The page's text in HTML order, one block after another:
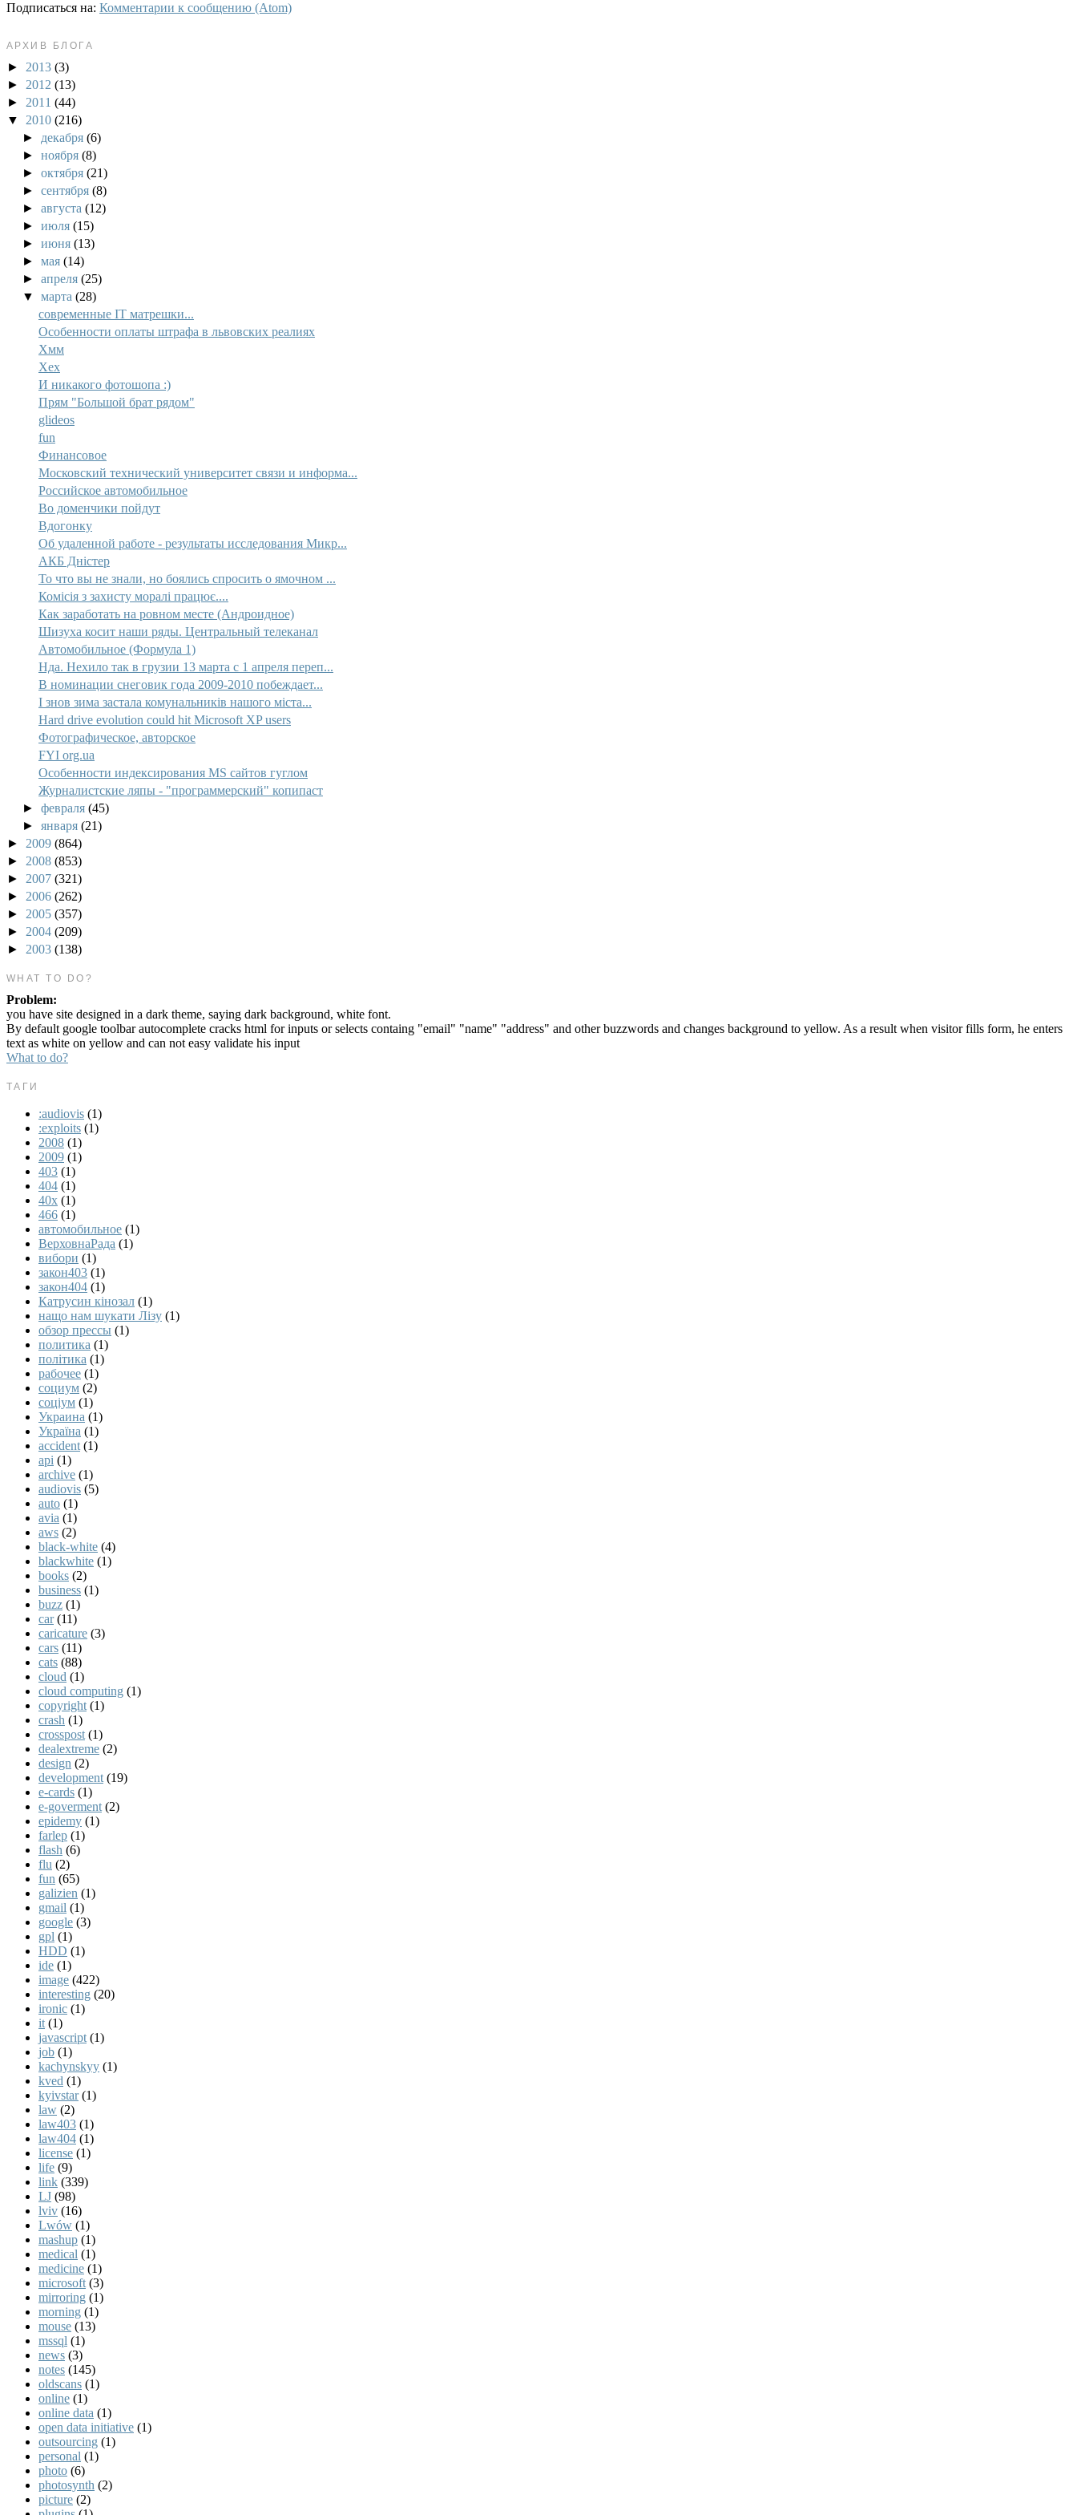
Подписаться на: Комментарии к сообщению (Atom)
АРХИВ БЛОГА
► 2013 (3)
► 2012 (13)
► 2011 (44)
▼ 2010 (216)
► декабря(6)
►ноября(8)
►октября(21)
►сентября(8)
►августа(12)
►июля(15)
►июня(13)
►мая(14)
►апреля(25)
▼марта(28)
современные IT матрешки...
Особенности оплаты штрафа в львовских реалиях
Хмм
Хех
И никакого фотошопа :)
Прям "Большой брат рядом"
glideos
fun
Финансовое
Московский технический университет связи и информа...
Российское автомобильное
Во доменчики пойдут
Вдогонку
Об удаленной работе - результаты исследования Микр...
АКБ Дністер
То что вы не знали, но боялись спросить о ямочном ...
Комісія з захисту моралі працює....
Как заработать на ровном месте (Андроидное)
Шизуха косит наши ряды. Центральный телеканал
Автомобильное (Формула 1)
Нда. Нехило так в грузии 13 марта с 1 апреля переп...
В номинации снеговик года 2009-2010 побеждает...
І знов зима застала комунальників нашого міста...
Hard drive evolution could hit Microsoft XP users
Фотографическое, авторское
FYI org.ua
Особенности индексирования MS сайтов гуглом
Журналистские ляпы - "программерский" копипаст
►февраля(45)
►января(21)
► 2009 (864)
► 2008 (853)
► 2007 (321)
► 2006 (262)
► 2005 (357)
► 2004 (209)
► 2003 (138)
WHAT TO DO?
Problem:
you have site designed in a dark theme, saying dark background, white font.
By default google toolbar autocomplete cracks html for inputs or selects containg "email" "name" "address" and other buzzwords and changes background to yellow. As a result when visitor fills form, he enters
text as white on yellow and can not easy validate his input
What to do?
ТАГИ
:audiovis (1)
:exploits (1)
2008 (1)
2009 (1)
403 (1)
404 (1)
40x (1)
466 (1)
автомобильное (1)
ВерховнаРада (1)
вибори (1)
закон403 (1)
закон404 (1)
Катрусин кінозал (1)
нащо нам шукати Лізу (1)
обзор прессы (1)
политика (1)
політика (1)
рабочее (1)
социум (2)
соціум (1)
Украина (1)
Україна (1)
accident (1)
api (1)
archive (1)
audiovis (5)
auto (1)
avia (1)
aws (2)
black-white (4)
blackwhite (1)
books (2)
business (1)
buzz (1)
car (11)
caricature (3)
cars (11)
cats (88)
cloud (1)
cloud computing (1)
copyright (1)
crash (1)
crosspost (1)
dealextreme (2)
design (2)
development (19)
e-cards (1)
e-goverment (2)
epidemy (1)
farlep (1)
flash (6)
flu (2)
fun (65)
galizien (1)
gmail (1)
google (3)
gpl (1)
HDD (1)
ide (1)
image (422)
interesting (20)
ironic (1)
it (1)
javascript (1)
job (1)
kachynskyy (1)
kved (1)
kyivstar (1)
law (2)
law403 (1)
law404 (1)
license (1)
life (9)
link (339)
LJ (98)
lviv (16)
Lwów (1)
mashup (1)
medical (1)
medicine (1)
microsoft (3)
mirroring (1)
morning (1)
mouse (13)
mssql (1)
news (3)
notes (145)
oldscans (1)
online (1)
online data (1)
open data initiative (1)
outsourcing (1)
personal (1)
photo (6)
photosynth (2)
picture (2)